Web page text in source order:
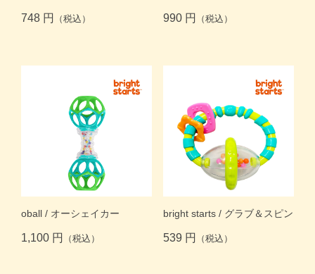
748 円 （税込） 990 円 （税込）
oball / オーシェイカー
1,100 円 （税込）
bright starts / グラブ＆スピン
539 円 （税込）